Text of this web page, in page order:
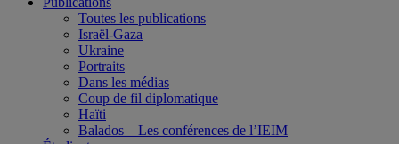
Toutes les publications
Israël-Gaza
Ukraine
Portraits
Dans les médias
Coup de fil diplomatique
Haïti
Balados – Les conférences de l’IEIM